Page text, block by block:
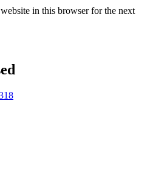
in this browser for the next